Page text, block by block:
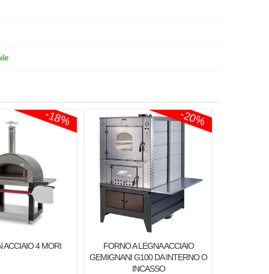
-18%
ACCIAIO 4 MORI
-20%
FORNO A LEGNA ACCIAIO
GEMIGNANI G100 DA INTERNO O
INCASSO